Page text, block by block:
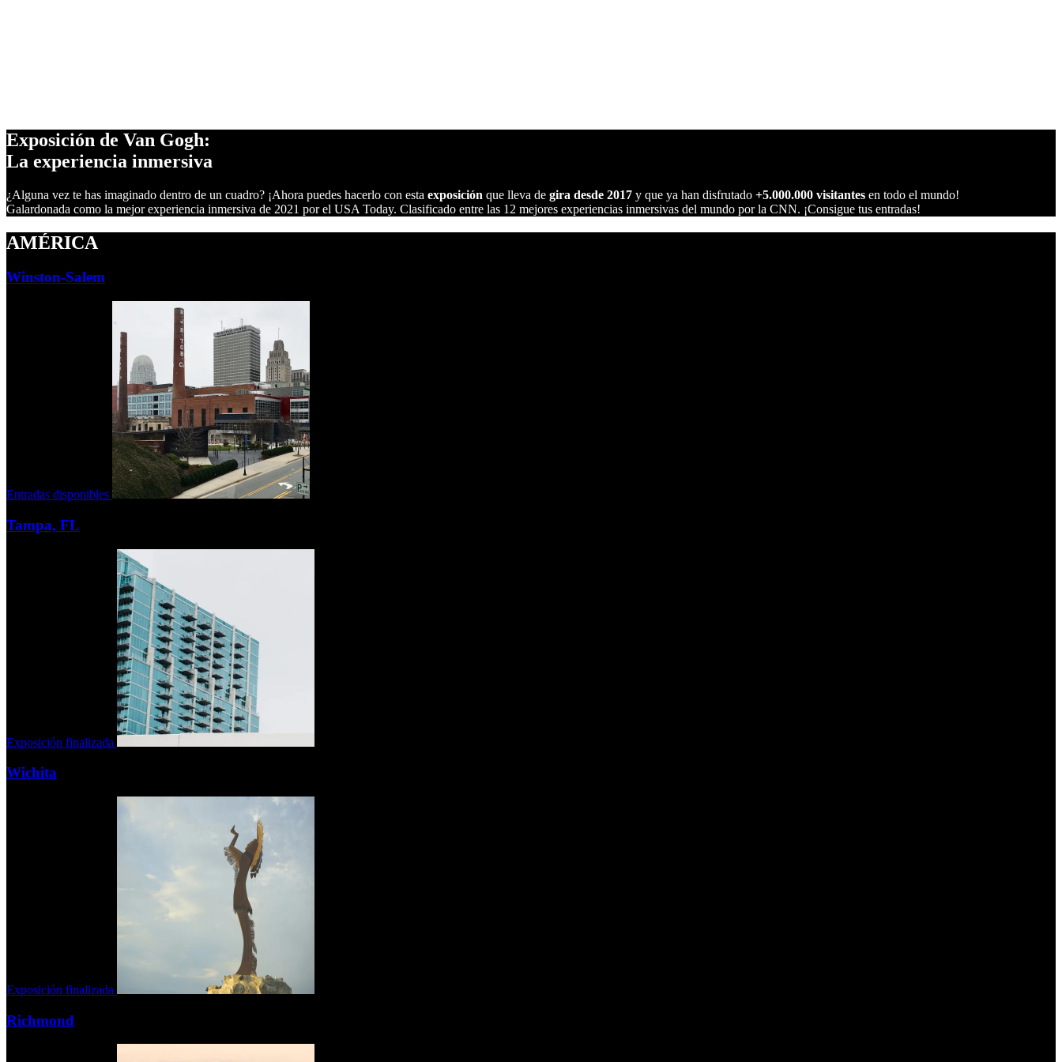
Exposición de Van Gogh:
La experiencia inmersiva
¿Alguna vez te has imaginado dentro de un cuadro? ¡Ahora puedes hacerlo con esta exposición que lleva de gira desde 2017 y que ya han disfrutado +5.000.000 visitantes en todo el mundo!
Galardonada como la mejor experiencia inmersiva de 2021 por el USA Today. Clasificado entre las 12 mejores experiencias inmersivas del mundo por la CNN. ¡Consigue tus entradas!
AMÉRICA
Winston-Salem
Entradas disponibles
Tampa, FL
Exposición finalizada
Wichita
Exposición finalizada
Richmond